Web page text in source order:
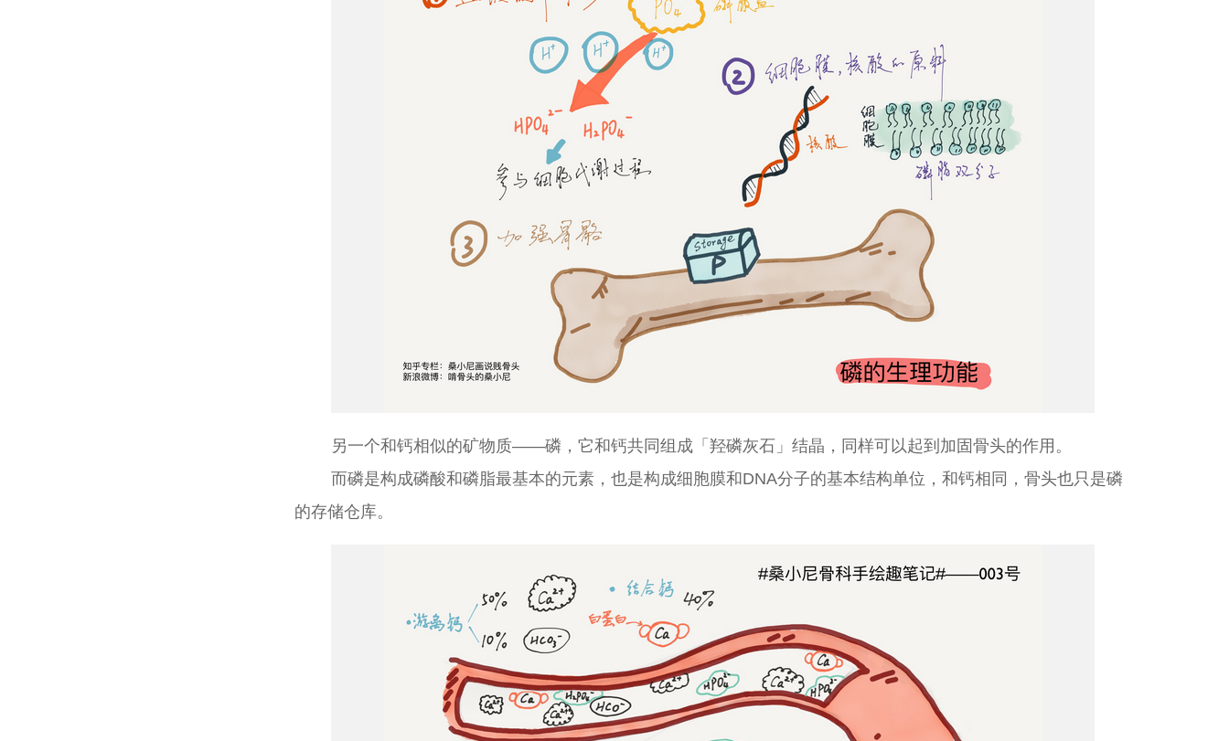
另一个和钙相似的矿物质——磷，它和钙共同组成「羟磷灰石」结晶，同样可以起到加固骨头的作用。
而磷是构成磷酸和磷脂最基本的元素，也是构成细胞膜和DNA分子的基本结构单位，和钙相同，骨头也只是磷
的存储仓库。